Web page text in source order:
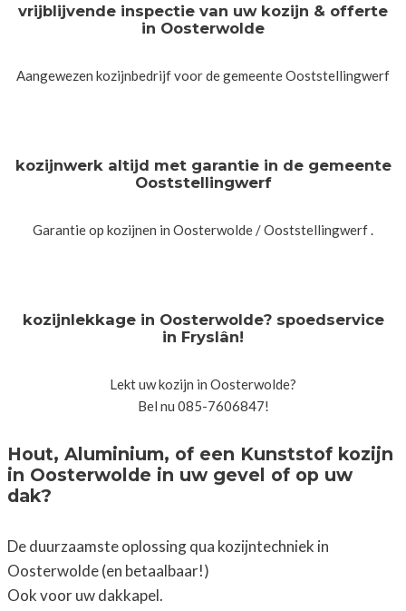
vrijblijvende inspectie van uw kozijn & offerte
in Oosterwolde
Aangewezen kozijnbedrijf voor de gemeente Ooststellingwerf
kozijnwerk altijd met garantie in de gemeente
Ooststellingwerf
Garantie op kozijnen in Oosterwolde / Ooststellingwerf .
kozijnlekkage in Oosterwolde? spoedservice
in Fryslân!
Lekt uw kozijn in Oosterwolde?
Bel nu 085-7606847!
Hout, Aluminium, of een Kunststof kozijn
in Oosterwolde in uw gevel of op uw
dak?
De duurzaamste oplossing qua kozijntechniek in
Oosterwolde (en betaalbaar!)
Ook voor uw dakkapel.